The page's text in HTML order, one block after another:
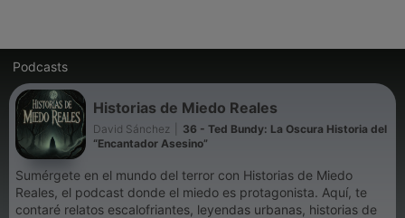
Podcasts
Historias de Miedo Reales
David Sánchez
36 - Ted Bundy: La Oscura Historia del
“Encantador Asesino”
Sumérgete en el mundo del terror con Historias de Miedo
Reales, el podcast donde el miedo es protagonista. Aquí, te
contaré relatos escalofriantes, leyendas urbanas, historias de